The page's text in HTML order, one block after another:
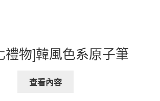
禮物]韓風色系原子筆
查看內容